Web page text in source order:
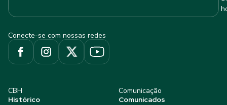
Conecte-se com nossas redes
CBH
Histórico
Comunicação
Comunicados